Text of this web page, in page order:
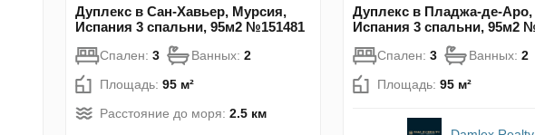
Дуплекс в Сан-Хавьер, Мурсия,
Испания 3 спальни, 95м2 №151481
Спален: 3 Ванных: 2
Площадь: 95 м²
Расстояние до моря: 2.5 км
Дуплекс в Пладжа-де-Аро,
Испания 3 спальни, 95м2
Спален: 3 Ванных: 2
Площадь: 95 м²